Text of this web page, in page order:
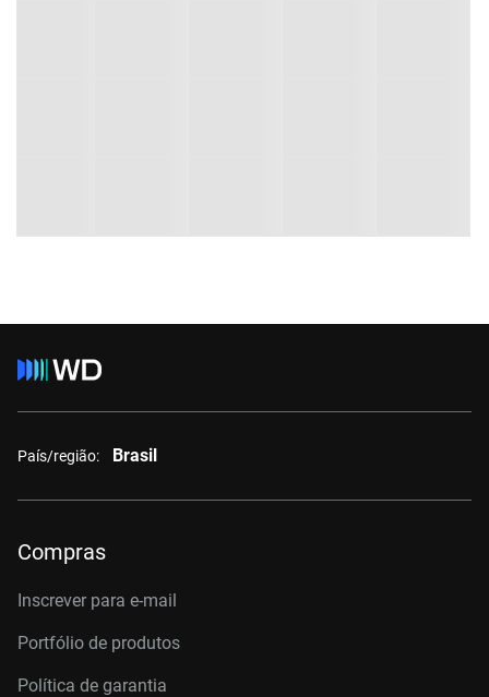
País/região: Brasil
Compras
Inscrever para e-mail
Portfólio de produtos
Política de garantia